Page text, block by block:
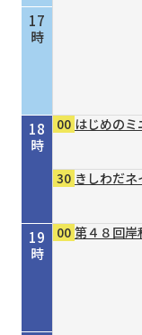
17
時
18
時
19
時
00 はじめの
30 きしわだ
00 第４８回岸